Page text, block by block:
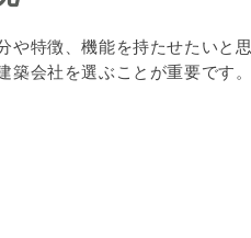
や特徴、機能を持たせたいと
会社を選ぶことが重要です。